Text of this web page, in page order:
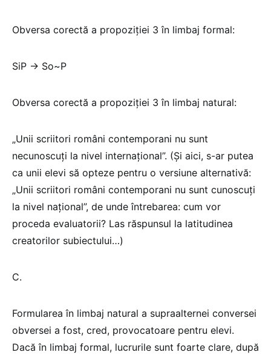
Obversa corectă a propoziției 3 în limbaj formal:
SiP → So~P
Obversa corectă a propoziției 3 în limbaj natural:
„Unii scriitori români contemporani nu sunt
necunoscuți la nivel internațional”. (Și aici, s-ar putea
ca unii elevi să opteze pentru o versiune alternativă:
„Unii scriitori români contemporani nu sunt cunoscuți
la nivel național”, de unde întrebarea: cum vor
proceda evaluatorii? Las răspunsul la latitudinea
creatorilor subiectului…)
C.
Formularea în limbaj natural a supraalternei conversei
obversei a fost, cred, provocatoare pentru elevi.
Dacă în limbaj formal, lucrurile sunt foarte clare, după